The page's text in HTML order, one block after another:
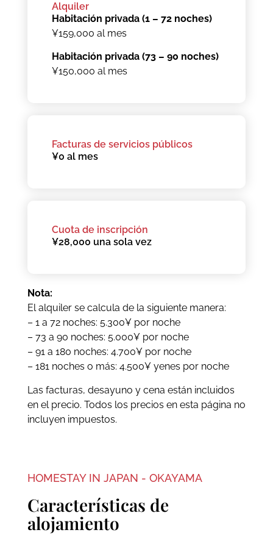
Alquiler
Habitación privada (1 – 72 noches)
¥159,000 al mes
Habitación privada (73 – 90 noches)
¥150,000 al mes
Facturas de servicios públicos
¥0 al mes
Cuota de inscripción
¥28,000 una sola vez
Nota:
El alquiler se calcula de la siguiente manera:
– 1 a 72 noches: 5.300¥ por noche
– 73 a 90 noches: 5.000¥ por noche
– 91 a 180 noches: 4.700¥ por noche
– 181 noches o más: 4.500¥ yenes por noche
Las facturas, desayuno y cena están incluidos
en el precio. Todos los precios en esta página no
incluyen impuestos.
HOMESTAY IN JAPAN - OKAYAMA
Características de
alojamiento